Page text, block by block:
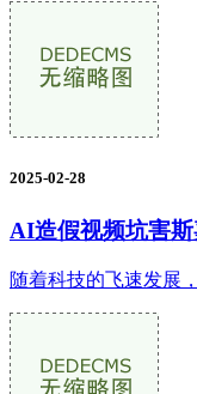
2025-02-28
AI造假视频坑害
随着科技的飞速发展